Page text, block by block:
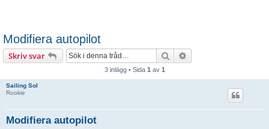
Modifiera autopilot
Skriv svar Sök
3 inlägg • Sida 1 av 1
Sailing Sol
Rookie
Modifiera autopilot